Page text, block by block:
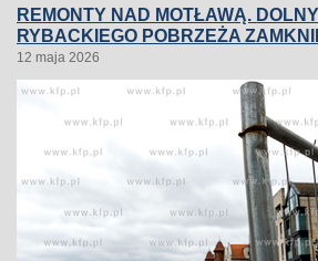
REMONTY NAD MOTŁAWĄ.
RYBACKIEGO POBRZEŻA
12 maja 2026